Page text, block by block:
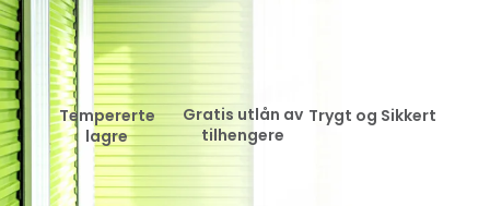
Tempererte
lagre
Gratis utlån av
tilhengere
Trygt og Sikkert